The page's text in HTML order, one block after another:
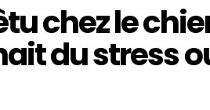
chez le
du stress